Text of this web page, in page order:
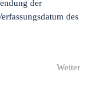
der
des
Weiter